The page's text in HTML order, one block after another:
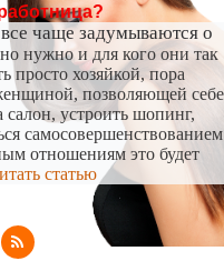
чаще задумываются о
нужно и для кого они так
просто хозяйкой, пора
позволяющей себе
салон, устроить шопинг,
самосовершенствованием
отношениям это будет
статью